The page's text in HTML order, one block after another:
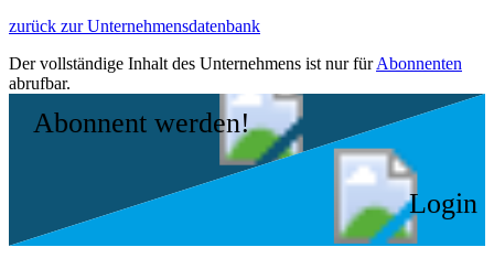
zurück zur Unternehmensdatenbank
Der vollständige Inhalt des Unternehmens ist nur fürAbonnenten
abrufbar.
Abonnent werden!
Login